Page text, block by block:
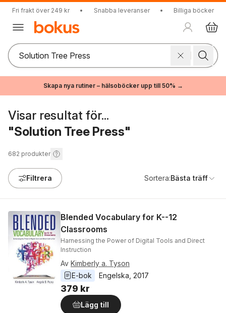
Fri frakt över 249 kr • Snabba leveranser • Billiga böcker
Skapa nya rutiner – hälsoböcker upp till 50% →
Visar resultat för...
"Solution Tree Press"
682 produkter
Filtrera Sortera:Bästa träff
Blended Vocabulary for K--12
Classrooms
Harnessing the Power of Digital Tools and Direct
Instruction
Av Kimberly a. Tyson
E-bok
Engelska 2017
379 kr
Lägg till